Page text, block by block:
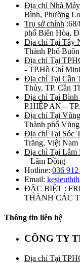
Địa chỉ Nhà Máy
Bình, Phường
Trụ sở chính
phố Biên Hòa,
Địa chỉ Tại Tây
Thành Phố
Địa chỉ Tại
- TP.Hồ Chí
Địa chỉ Tại Cần
Thủy, TP. Cần
Địa chỉ Tại Bình
P.HIỆP AN –
Địa chỉ Tại
Thành phố
Địa chỉ Tại Sóc
Trăng, Việt Nam
Địa chỉ Tại Lâm
– Lâm Đồng
Hotline: 036
Email:
ĐẶC BIỆT :
THÀNH CÁC
Thông tin liên hệ
CÔNG TY
Địa chỉ Tại